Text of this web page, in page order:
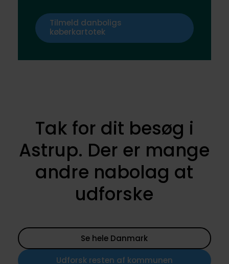
Tilmeld danboligs
køberkartotek
Tak for dit besøg i
Astrup. Der er mange
andre nabolag at
udforske
Se hele Danmark
Udforsk resten af kommunen